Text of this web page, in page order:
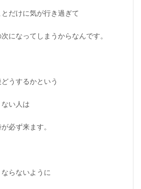
だけに気が行き過ぎて
になってしまうからなんです。
うするかという
い人は
必ず来ます。
らないように